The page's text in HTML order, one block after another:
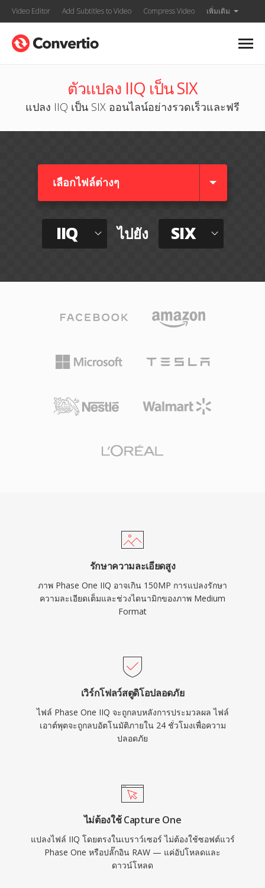
Video Editor Add Subtitles to Video Compress Video เพิ่มเติม
ตัวแปลง IIQ เป็น SIX
แปลง IIQ เป็น SIX ออนไลน์อย่างรวดเร็วและฟรี
เลือกไฟล์ต่างๆ​
IIQ ไปยัง SIX
รักษาความละเอียดสูง
ภาพ Phase One IIQ อาจเกิน 150MP การแปลงรักษา
ความละเอียดเต็มและช่วงไดนามิกของภาพ Medium
Format
เวิร์กโฟลว์สตูดิโอปลอดภัย
ไฟล์ Phase One IIQ จะถูกลบหลังการประมวลผล ไฟล์
เอาต์พุตจะถูกลบอัตโนมัติภายใน 24 ชั่วโมงเพื่อความ
ปลอดภัย
ไม่ต้องใช้ Capture One
แปลงไฟล์ IIQ โดยตรงในเบราว์เซอร์ ไม่ต้องใช้ซอฟต์แวร์
Phase One หรือปลั๊กอิน RAW — แค่อัปโหลดและ
ดาวน์โหลด